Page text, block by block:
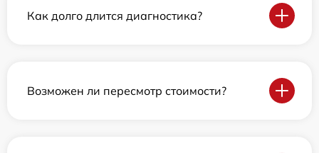
Как долго длится диагностика?
Возможен ли пересмотр стоимости?